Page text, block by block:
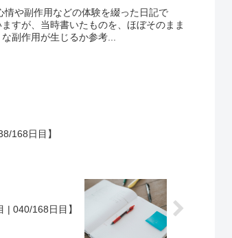
や副作用などの体験を綴った日記で
すが、当時書いたものを、ほぼそのまま
副作用が生じるか参考...
168日目】
| 040/168日目】